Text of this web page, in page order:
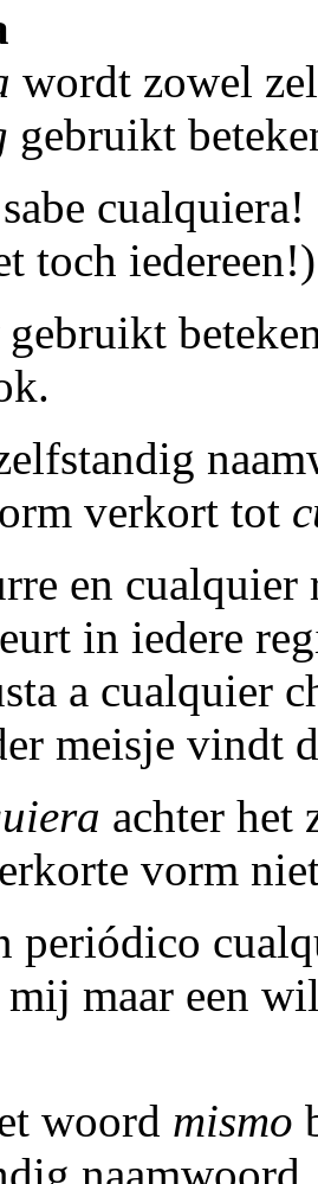
wordt zowel
gebruikt
cualquiera!
toch iedereen!)
gebruikt
verkort tot
en cualquier
in iedere
a cualquier
meisje vindt
achter het
vorm
periódico
maar een
woord mismo